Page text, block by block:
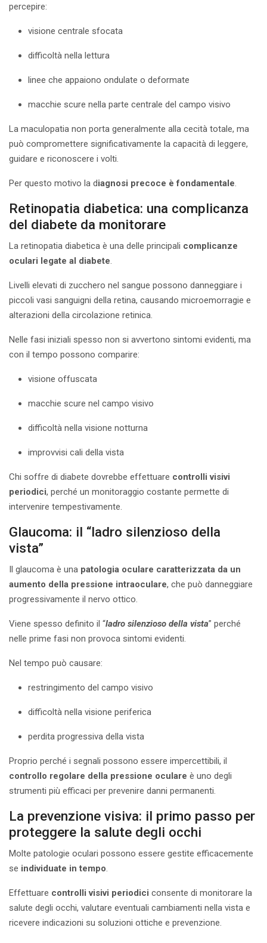
percepire:
visione centrale sfocata
difficoltà nella lettura
linee che appaiono ondulate o deformate
macchie scure nella parte centrale del campo visivo
La maculopatia non porta generalmente alla cecità totale, ma
può compromettere significativamente la capacità di leggere,
guidare e riconoscere i volti.
Per questo motivo la diagnosi precoce è fondamentale.
Retinopatia diabetica: una complicanza
del diabete da monitorare
La retinopatia diabetica è una delle principali complicanze
oculari legate al diabete.
Livelli elevati di zucchero nel sangue possono danneggiare i
piccoli vasi sanguigni della retina, causando microemorragie e
alterazioni della circolazione retinica.
Nelle fasi iniziali spesso non si avvertono sintomi evidenti, ma
con il tempo possono comparire:
visione offuscata
macchie scure nel campo visivo
difficoltà nella visione notturna
improvvisi cali della vista
Chi soffre di diabete dovrebbe effettuare controlli visivi
periodici, perché un monitoraggio costante permette di
intervenire tempestivamente.
Glaucoma: il “ladro silenzioso della
vista”
Il glaucoma è una patologia oculare caratterizzata da un
aumento della pressione intraoculare, che può danneggiare
progressivamente il nervo ottico.
Viene spesso definito il “ladro silenzioso della vista” perché
nelle prime fasi non provoca sintomi evidenti.
Nel tempo può causare:
restringimento del campo visivo
difficoltà nella visione periferica
perdita progressiva della vista
Proprio perché i segnali possono essere impercettibili, il
controllo regolare della pressione oculare è uno degli
strumenti più efficaci per prevenire danni permanenti.
La prevenzione visiva: il primo passo per
proteggere la salute degli occhi
Molte patologie oculari possono essere gestite efficacemente
se individuate in tempo.
Effettuare controlli visivi periodici consente di monitorare la
salute degli occhi, valutare eventuali cambiamenti nella vista e
ricevere indicazioni su soluzioni ottiche e prevenzione.